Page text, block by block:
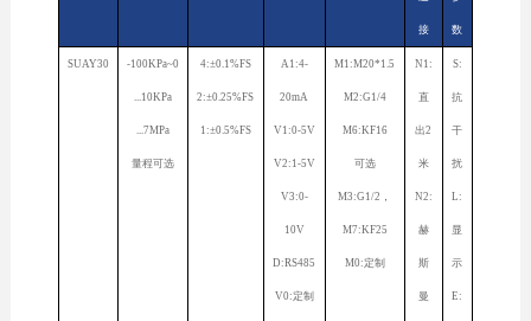
接 数
SUAY30 -100KPa~0
...10KPa
...7MPa
量程可选
4:±0.1%FS
2:±0.25%FS
1:±0.5%FS
A1:4-
20mA
V1:0-5V
V2:1-5V
V3:0-
10V
D:RS485
V0:定制
M1:M20*1.5
M2:G1/4
M6:KF16
可选
M3:G1/2，
M7:KF25
M0:定制
N1:
直
出2
米
N2:
赫
斯
曼
S:
抗
干
扰
L:
显
示
E: